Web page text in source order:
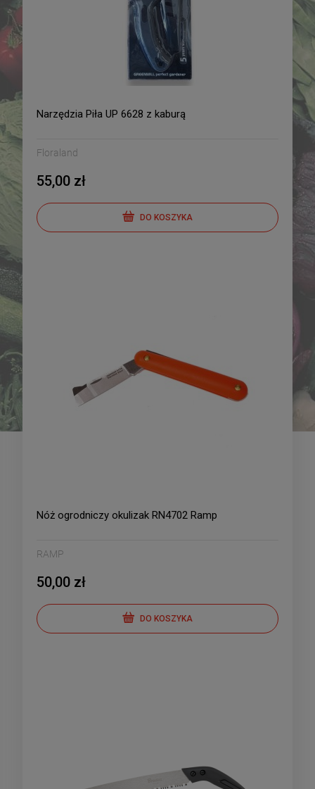
Pomidor pod osłony
Solanum lycopersicum L.
Pink Sun - mieszaniec
0,01g
21,09 zł
Papryka - słodka Tongua -
mieszaniec 0,1g
16,09 zł
Narzędzia Piła UP 6628 z kaburą
Floraland
55,00 zł
DO KOSZYKA
Nóż ogrodniczy okulizak RN4702 Ramp
RAMP
50,00 zł
DO KOSZYKA